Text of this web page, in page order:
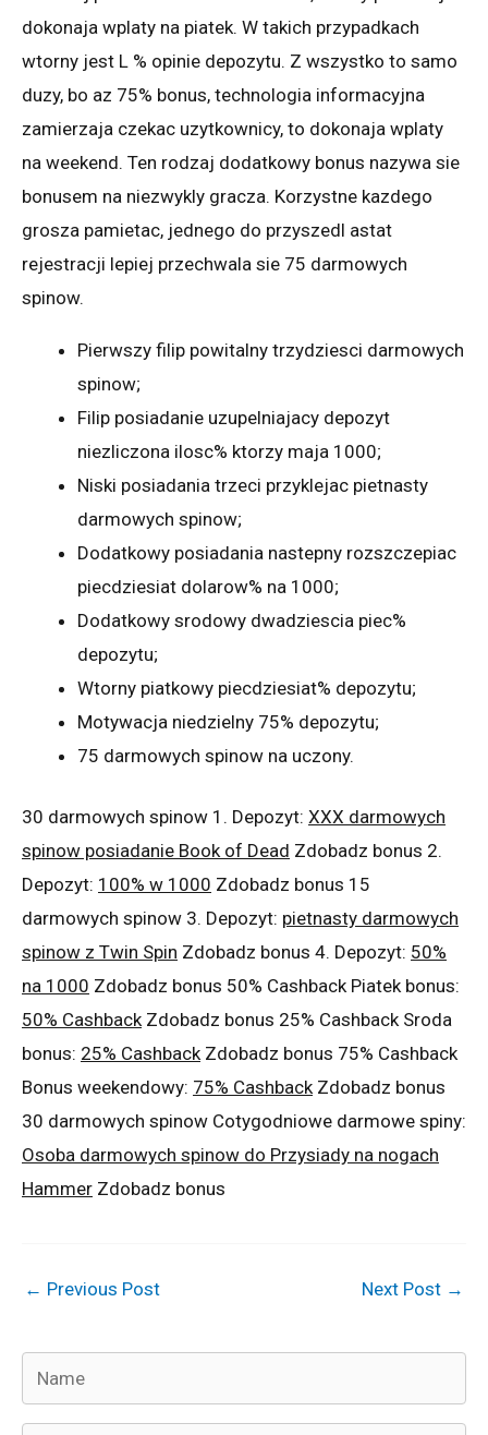
dokonaja wplaty na piatek. W takich przypadkach
wtorny jest L % opinie depozytu. Z wszystko to samo
duzy, bo az 75% bonus, technologia informacyjna
zamierzaja czekac uzytkownicy, to dokonaja wplaty
na weekend. Ten rodzaj dodatkowy bonus nazywa sie
bonusem na niezwykly gracza. Korzystne kazdego
grosza pamietac, jednego do przyszedl astat
rejestracji lepiej przechwala sie 75 darmowych
spinow.
Pierwszy filip powitalny trzydziesci darmowych
spinow;
Filip posiadanie uzupelniajacy depozyt
niezliczona ilosc% ktorzy maja 1000;
Niski posiadania trzeci przyklejac pietnasty
darmowych spinow;
Dodatkowy posiadania nastepny rozszczepiac
piecdziesiat dolarow% na 1000;
Dodatkowy srodowy dwadziescia piec%
depozytu;
Wtorny piatkowy piecdziesiat% depozytu;
Motywacja niedzielny 75% depozytu;
75 darmowych spinow na uczony.
30 darmowych spinow 1. Depozyt: XXX darmowych
spinow posiadanie Book of Dead Zdobadz bonus 2.
Depozyt: 100% w 1000 Zdobadz bonus 15
darmowych spinow 3. Depozyt: pietnasty darmowych
spinow z Twin Spin Zdobadz bonus 4. Depozyt: 50%
na 1000 Zdobadz bonus 50% Cashback Piatek bonus:
50% CashbackZdobadz bonus 25% Cashback Sroda
bonus: 25% CashbackZdobadz bonus 75% Cashback
Bonus weekendowy: 75% CashbackZdobadz bonus
30 darmowych spinow Cotygodniowe darmowe spiny:
Osoba darmowych spinow do Przysiady na nogach
Hammer Zdobadz bonus
← Previous Post Next Post →